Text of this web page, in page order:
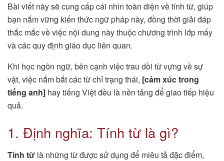
Bài viết này sẽ cung cấp cái nhìn toàn diện về tính từ, giúp
bạn nắm vững kiến thức ngữ pháp này, đồng thời giải đáp
thắc mắc về việc nội dung này thuộc chương trình lớp mấy
và các quy định giáo dục liên quan.
Khi học ngôn ngữ, bên cạnh việc trau dồi từ vựng về sự
vật, việc nắm bắt các từ chỉ trạng thái, [cảm xúc trong
tiếng anh] hay tiếng Việt đều là nền tảng để giao tiếp hiệu
quả.
1. Định nghĩa: Tính từ là gì?
Tính từ là những từ được sử dụng để miêu tả đặc điểm,